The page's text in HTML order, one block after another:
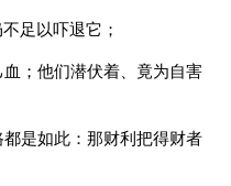
足以吓退它；
；他们潜伏着、竟为自害
是如此：那财利把得财者